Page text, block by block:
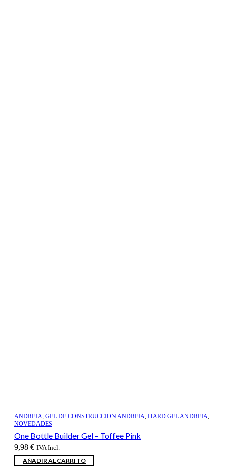
ANDREIA, GEL DE CONSTRUCCION ANDREIA, HARD GEL ANDREIA,
NOVEDADES
One Bottle Builder Gel – Toffee Pink
9,98 € IVA Incl.
AÑADIR AL CARRITO